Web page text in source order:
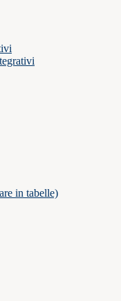
in tabelle)